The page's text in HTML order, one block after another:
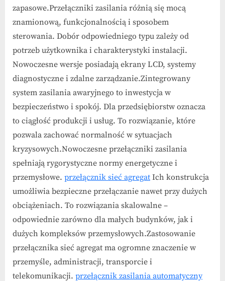
zapasowe.Przełączniki zasilania różnią się mocą
znamionową, funkcjonalnością i sposobem
sterowania. Dobór odpowiedniego typu zależy od
potrzeb użytkownika i charakterystyki instalacji.
Nowoczesne wersje posiadają ekrany LCD, systemy
diagnostyczne i zdalne zarządzanie.Zintegrowany
system zasilania awaryjnego to inwestycja w
bezpieczeństwo i spokój. Dla przedsiębiorstw oznacza
to ciągłość produkcji i usług. To rozwiązanie, które
pozwala zachować normalność w sytuacjach
kryzysowych.Nowoczesne przełączniki zasilania
spełniają rygorystyczne normy energetyczne i
przemysłowe. przełącznik sieć agregat Ich konstrukcja
umożliwia bezpieczne przełączanie nawet przy dużych
obciążeniach. To rozwiązania skalowalne –
odpowiednie zarówno dla małych budynków, jak i
dużych kompleksów przemysłowych.Zastosowanie
przełącznika sieć agregat ma ogromne znaczenie w
przemyśle, administracji, transporcie i
telekomunikacji. przełącznik zasilania automatyczny